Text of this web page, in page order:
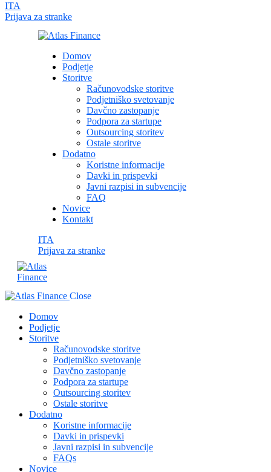
ITA
Prijava za stranke
Domov
Podjetje
Storitve
Računovodske storitve
Podjetniško svetovanje
Davčno zastopanje
Podpora za startupe
Outsourcing storitev
Ostale storitve
Dodatno
Koristne informacije
Davki in prispevki
Javni razpisi in subvencije
FAQ
Novice
Kontakt
ITA
Prijava za stranke
Close
Domov
Podjetje
Storitve
Računovodske storitve
Podjetniško svetovanje
Davčno zastopanje
Podpora za startupe
Outsourcing storitev
Ostale storitve
Dodatno
Koristne informacije
Davki in prispevki
Javni razpisi in subvencije
FAQs
Novice